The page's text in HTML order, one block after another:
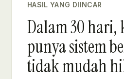
HASIL YANG DIINCAR
Dalam 30 hari,
punya sistem
tidak mudah